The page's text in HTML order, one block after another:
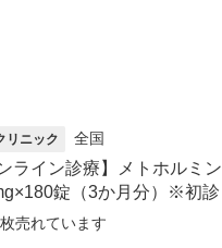
リニック 全国
ライン診療】メトホルミン
錠（3か月分）※初診
料込
枚売れています